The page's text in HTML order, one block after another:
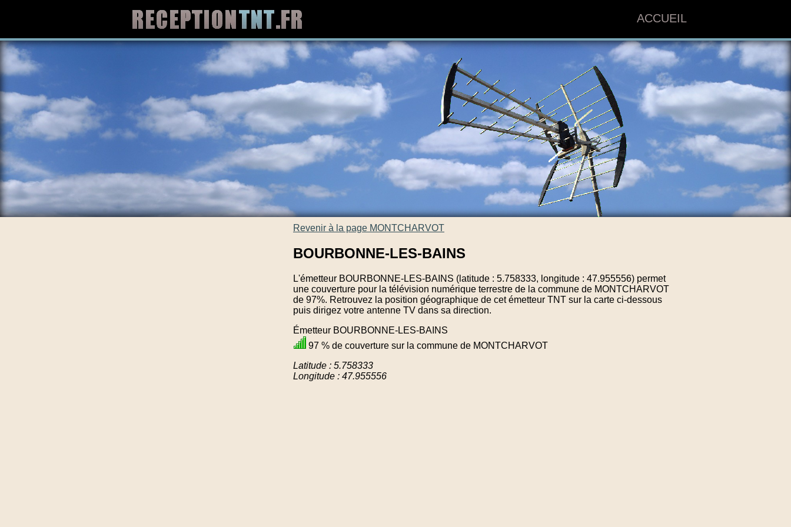
ACCUEIL
Revenir à la page MONTCHARVOT
BOURBONNE-LES-BAINS
L'émetteur BOURBONNE-LES-BAINS (latitude : 5.758333, longitude : 47.955556) permet
une couverture pour la télévision numérique terrestre de la commune de MONTCHARVOT
de 97%. Retrouvez la position géographique de cet émetteur TNT sur la carte ci-dessous
puis dirigez votre antenne TV dans sa direction.
Émetteur BOURBONNE-LES-BAINS
97 % de couverture sur la commune de MONTCHARVOT
Latitude : 5.758333
Longitude : 47.955556